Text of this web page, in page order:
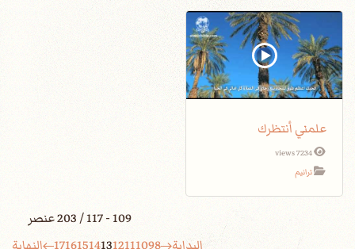
علمني أنتظرك
7234 views
ترانيم
109 - 117 / 203 عنصر
البداية
8
9
10
11
12
13
14
15
16
17 النهاية